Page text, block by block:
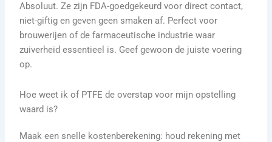
Absoluut. Ze zijn FDA-goedgekeurd voor direct contact,
niet-giftig en geven geen smaken af. Perfect voor
brouwerijen of de farmaceutische industrie waar
zuiverheid essentieel is. Geef gewoon de juiste voering
op.
Hoe weet ik of PTFE de overstap voor mijn opstelling
waard is?
Maak een snelle kostenberekening: houd rekening met